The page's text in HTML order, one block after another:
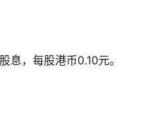
，每股港币0.10元。